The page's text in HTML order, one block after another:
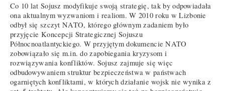
Co 10 lat Sojusz modyfikuje swoją strategię, tak by odpowiadała
ona aktualnym wyzwaniom i realiom. W 2010 roku w Lizbonie
odbył się szczyt NATO, którego głównym zadaniem było
przyjęcie Koncepcji Strategicznej Sojuszu
Północnoatlantyckiego. W przyjętym dokumencie NATO
zobowiązało się m.in. do zapobiegania kryzysom i
rozwiązywania konfliktów. Sojusz zajmuje się więc
odbudowywaniem struktur bezpieczeństwa w państwach
ogarniętych konfliktami, w których działanie wojsk nie wynika z